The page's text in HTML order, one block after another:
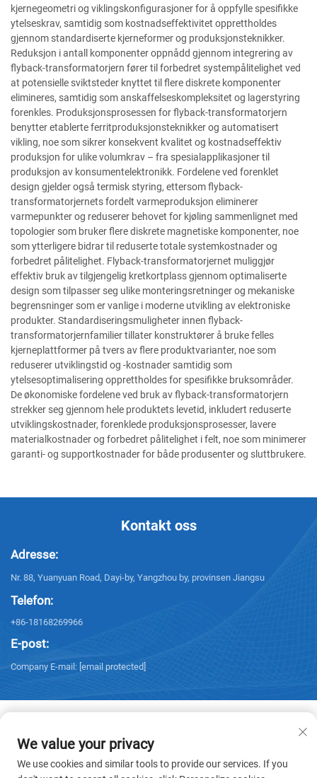
kjernegeometri og viklingskonfigurasjoner for å oppfylle spesifikke
ytelseskrav, samtidig som kostnadseffektivitet opprettholdes
gjennom standardiserte kjerneformer og produksjonsteknikker.
Reduksjon i antall komponenter oppnådd gjennom integrering av
flyback-transformatorjern fører til forbedret systempålitelighet ved
at potensielle sviktsteder knyttet til flere diskrete komponenter
elimineres, samtidig som anskaffelseskompleksitet og lagerstyring
forenkles. Produksjonsprosessen for flyback-transformatorjern
benytter etablerte ferritproduksjonsteknikker og automatisert
vikling, noe som sikrer konsekvent kvalitet og kostnadseffektiv
produksjon for ulike volumkrav – fra spesialapplikasjoner til
produksjon av konsumentelektronikk. Fordelene ved forenklet
design gjelder også termisk styring, ettersom flyback-
transformatorjernets fordelt varmeproduksjon eliminerer
varmepunkter og reduserer behovet for kjøling sammenlignet med
topologier som bruker flere diskrete magnetiske komponenter, noe
som ytterligere bidrar til reduserte totale systemkostnader og
forbedret pålitelighet. Flyback-transformatorjernet muliggjør
effektiv bruk av tilgjengelig kretkortplass gjennom optimaliserte
design som tilpasser seg ulike monteringsretninger og mekaniske
begrensninger som er vanlige i moderne utvikling av elektroniske
produkter. Standardiseringsmuligheter innen flyback-
transformatorjernfamilier tillater konstruktører å bruke felles
kjerneplattformer på tvers av flere produktvarianter, noe som
reduserer utviklingstid og -kostnader samtidig som
ytelsesoptimalisering opprettholdes for spesifikke bruksområder.
De økonomiske fordelene ved bruk av flyback-transformatorjern
strekker seg gjennom hele produktets levetid, inkludert reduserte
utviklingskostnader, forenklede produksjonsprosesser, lavere
materialkostnader og forbedret pålitelighet i felt, noe som minimerer
garanti- og supportkostnader for både produsenter og sluttbrukere.
Kontakt oss
Adresse:
Nr. 88, Yuanyuan Road, Dayi-by, Yangzhou by, provinsen Jiangsu
Telefon:
+86-18168269966
E-post:
Company E-mail: [email protected]
Copyright © 2025 Yangzhou Sanxing Technology CO.,LTD. Alle rettigheter
reservert. -Personvernerklæring
We value your privacy
We use cookies and similar tools to provide our services. If you